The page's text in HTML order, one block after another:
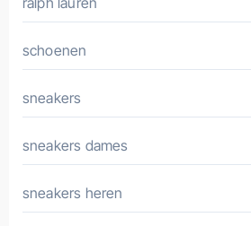
schoenen
sneakers
sneakers dames
sneakers heren